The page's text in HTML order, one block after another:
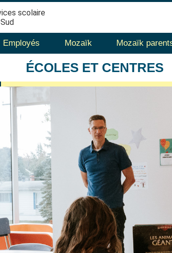
scolaire
Employés Mozaïk Mozaïk
ÉCOLES ET CENTRES